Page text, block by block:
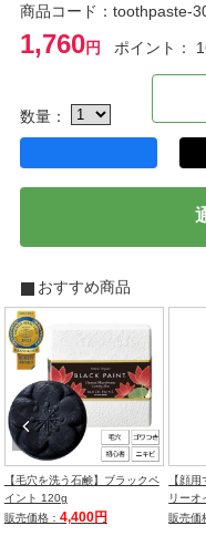
商品コード：toothpaste-
1,760円 ポイント：
数量：
おすすめ商品
【毛穴を洗う石鹸】ブラックペ
イント 120g
販売価格： 4,400円
【顔
リーオ
販売価